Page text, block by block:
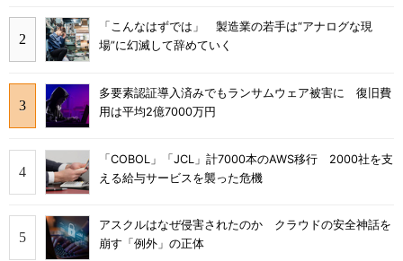
「こんなはずでは」 製造業の若手は“アナログな現
場”に幻滅して辞めていく
多要素認証導入済みでもランサムウェア被害に 復旧費
用は平均2億7000万円
「COBOL」「JCL」計7000本のAWS移行 2000社を支
える給与サービスを襲った危機
アスクルはなぜ侵害されたのか クラウドの安全神話を
崩す「例外」の正体